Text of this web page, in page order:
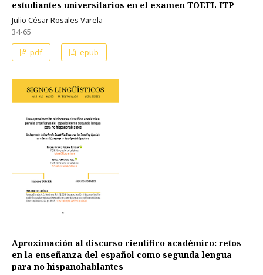
estudiantes universitarios en el examen TOEFL ITP
Julio César Rosales Varela
34-65
pdf
epub
Aproximación al discurso científico académico: retos
en la enseñanza del español como segunda lengua
para no hispanohablantes